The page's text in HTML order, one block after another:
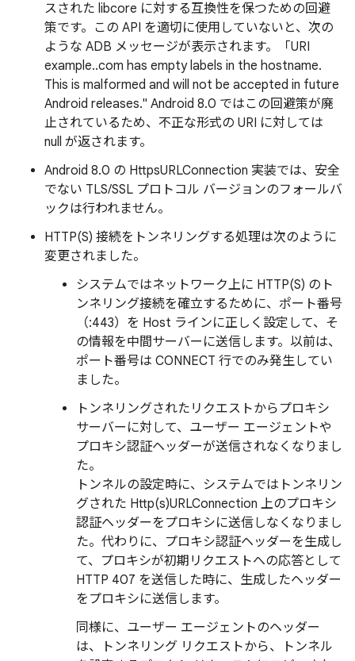
スされた libcore に対する互換性を保つための回避
策です。この API を適切に使用していないと、次の
ような ADB メッセージが表示されます。「URI
example..com has empty labels in the hostname.
This is malformed and will not be accepted in future
Android releases." Android 8.0 ではこの回避策が廃
止されているため、不正な形式の URI に対しては
null が返されます。
Android 8.0 の HttpsURLConnection 実装では、安全
でない TLS/SSL プロトコル バージョンのフォールバ
ックは行われません。
HTTP(S) 接続をトンネリングする処理は次のように
変更されました。
システムではネットワーク上に HTTP(S) のト
ンネリング接続を確立するために、ポート番号
（:443）を Host ラインに正しく設定して、そ
の情報を中間サーバーに送信します。以前は、
ポート番号は CONNECT 行でのみ発生してい
ました。
トンネリングされたリクエストからプロキシ
サーバーに対して、ユーザー エージェントや
プロキシ認証ヘッダーが送信されなくなりまし
た。
トンネルの設定時に、システムではトンネリン
グされた Http(s)URLConnection 上のプロキシ
認証ヘッダーをプロキシに送信しなくなりまし
た。代わりに、プロキシ認証ヘッダーを生成し
て、プロキシが初期リクエストへの応答として
HTTP 407 を送信した時に、生成したヘッダー
をプロキシに送信します。
同様に、ユーザー エージェントのヘッダー
は、トンネリング リクエストから、トンネル